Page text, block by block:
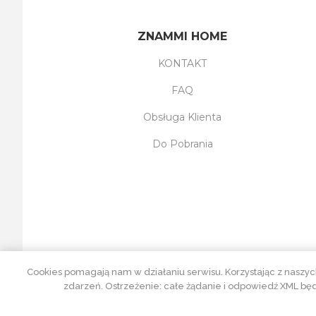
ZNAMMI HOME
KONTAKT
FAQ
Obsługa Klienta
Do Pobrania
Cookies pomagają nam w działaniu serwisu. Korzystając z
zdarzeń. Ostrzeżenie: całe żądanie i odpowiedź XML